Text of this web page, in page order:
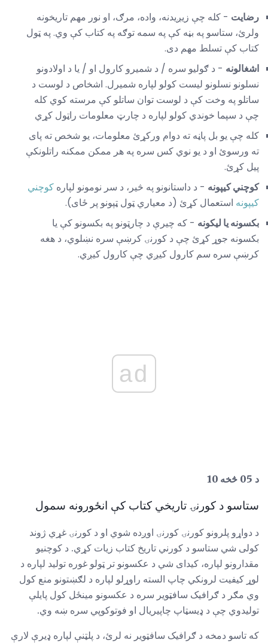
رضایت - کله چې زیږیدنه، واده، مرګ، او نور مهم تاریخونه
ولرئ، ستاسو په بڼه کې په سمه توګه په کتاب کې وي. په ټول
کتاب کې تسلط مهم دی.
اشغالونه - د ګولیو سره / د شمیرو کارول او / یا د اولادونو
نسلونو نسلونو لیست کولو لپاره شمیرل. اشخاص د لوست د
ساتلو په وخت کې د لوست توان ساتلو کې مرسته کوي کله
چې د سپما خوندي کولو لپاره د چارټ معلومات راټول کړي
کله چې یو بل پاڼه ته دوام ورکړئ معلومات، یو شخص ته پای
ته ورسوئ او د یو نوي کس سره په هر ممکن ممکنه راتلونکې
پیل کړئ.
کوچني کیپونه - د داستانونو په څیر، د سر نومونو لپاره کوچني
کیپونه استعمال کړئ (د معیاري ټول ټپونو پر ځای).
بکسونه یا لیکونه - که چیرې د چارټونو په بکسونو کې یا
بکسونه جوړ کړئ چې د کورنۍ کرښې سره نښلوي، د هغه
کرښې سره سم کارول کیږي چې کارول کیږي.
ad
د 05 څخه 10
ستاسو د کورنۍ تاریخي کتاب کې انځورونه سمول
د دواړو پلرونو کورنۍ کورنۍ اوږده شوي او د کورنۍ غړي ژوند
کولی شي ستاسو د کورني تاریخ کتاب زیات کړي. د کوچنیو
مقدارونو لپاره، کیدای شي د عکسونو تر ټولو غوره تولید لپاره د
لوړ کیفیت لرونکي چاپ السته راوړلو لپاره د لګښتونو منع کول
وي مګر د ګرافیک سافټویر سره د عکسونو مینځل کول پایلې
تولیدوي چې د ډیسټاپ چاپیریال او فوتوکوپي سره ښه وي.
که تاسو دمخه د ګرافیک سافټویر نه لرئ، د پلټنې لپاره ډیرې لارې